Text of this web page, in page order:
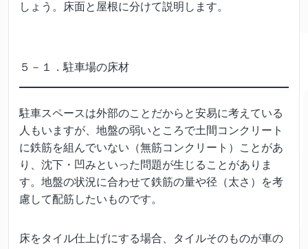
しょう。床面と屋根に分けて説明します。
５－１．駐車場の床材
駐車スペースは外部のことだからと安易に考えている
人もいますが、地盤の弱いところで土間コンクリート
に鉄筋を組んでいない（無筋コンクリート）ことがあ
り、沈下・凹みといった問題が生じることがありま
す。地盤の状況に合わせて鉄筋の量や径（太さ）を考
慮して配筋したいものです。
床をタイル仕上げにする場合、タイルそのものが車の